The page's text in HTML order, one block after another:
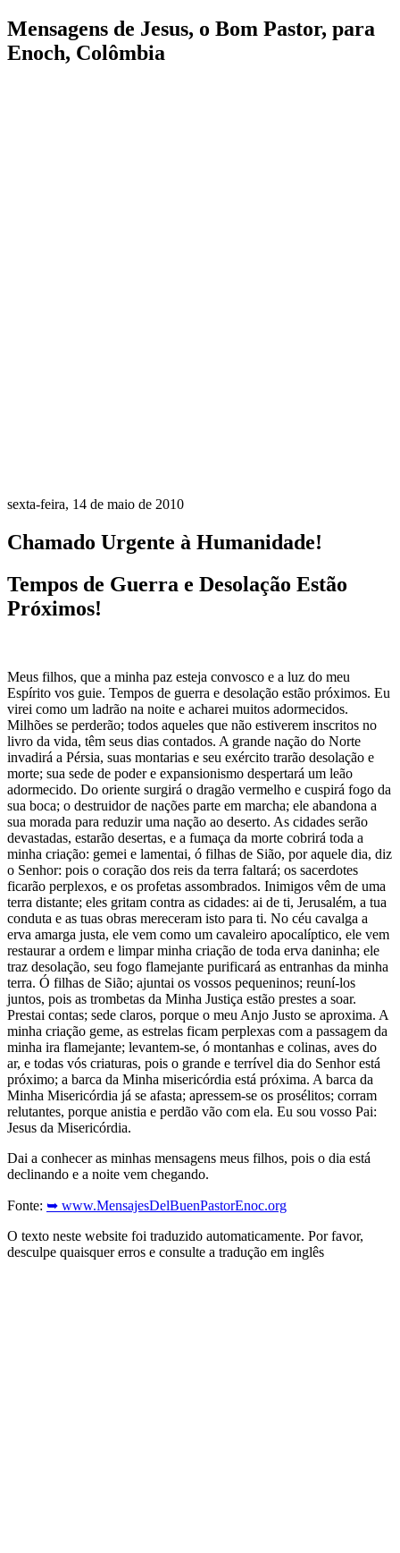
Mensagens de Jesus, o Bom Pastor, para
Enoch, Colômbia
sexta-feira, 14 de maio de 2010
Chamado Urgente à Humanidade!
Tempos de Guerra e Desolação Estão
Próximos!
Meus filhos, que a minha paz esteja convosco e a luz do meu
Espírito vos guie. Tempos de guerra e desolação estão próximos. Eu
virei como um ladrão na noite e acharei muitos adormecidos.
Milhões se perderão; todos aqueles que não estiverem inscritos no
livro da vida, têm seus dias contados. A grande nação do Norte
invadirá a Pérsia, suas montarias e seu exército trarão desolação e
morte; sua sede de poder e expansionismo despertará um leão
adormecido. Do oriente surgirá o dragão vermelho e cuspirá fogo da
sua boca; o destruidor de nações parte em marcha; ele abandona a
sua morada para reduzir uma nação ao deserto. As cidades serão
devastadas, estarão desertas, e a fumaça da morte cobrirá toda a
minha criação: gemei e lamentai, ó filhas de Sião, por aquele dia, diz
o Senhor: pois o coração dos reis da terra faltará; os sacerdotes
ficarão perplexos, e os profetas assombrados. Inimigos vêm de uma
terra distante; eles gritam contra as cidades: ai de ti, Jerusalém, a tua
conduta e as tuas obras mereceram isto para ti. No céu cavalga a
erva amarga justa, ele vem como um cavaleiro apocalíptico, ele vem
restaurar a ordem e limpar minha criação de toda erva daninha; ele
traz desolação, seu fogo flamejante purificará as entranhas da minha
terra. Ó filhas de Sião; ajuntai os vossos pequeninos; reuní-los
juntos, pois as trombetas da Minha Justiça estão prestes a soar.
Prestai contas; sede claros, porque o meu Anjo Justo se aproxima. A
minha criação geme, as estrelas ficam perplexas com a passagem da
minha ira flamejante; levantem-se, ó montanhas e colinas, aves do
ar, e todas vós criaturas, pois o grande e terrível dia do Senhor está
próximo; a barca da Minha misericórdia está próxima. A barca da
Minha Misericórdia já se afasta; apressem-se os prosélitos; corram
relutantes, porque anistia e perdão vão com ela. Eu sou vosso Pai:
Jesus da Misericórdia.
Dai a conhecer as minhas mensagens meus filhos, pois o dia está
declinando e a noite vem chegando.
Fonte: ➥ www.MensajesDelBuenPastorEnoc.org
O texto neste website foi traduzido automaticamente. Por favor,
desculpe quaisquer erros e consulte a tradução em inglês